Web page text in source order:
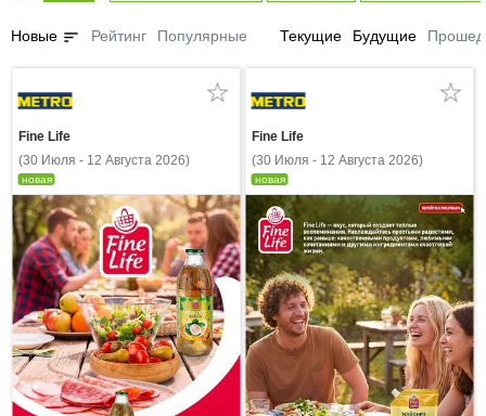
Новые sort Рейтинг Популярные Текущие Будущие
Fine Life
(30 Июля - 12 Августа 2026)
новая
Fine Life
(30 Июля - 12 Августа 2026)
новая